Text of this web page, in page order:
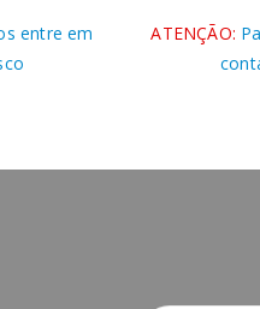
entre em
ATENÇÃO: